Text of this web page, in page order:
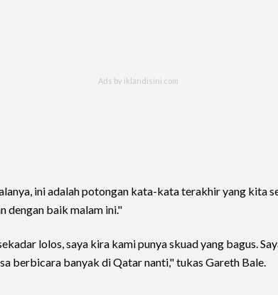
ini adalah potongan kata-kata terakhir yang kita
dengan baik malam ini."
lolos, saya kira kami punya skuad yang bagus.
berbicara banyak di Qatar nanti," tukas Gareth Bale.